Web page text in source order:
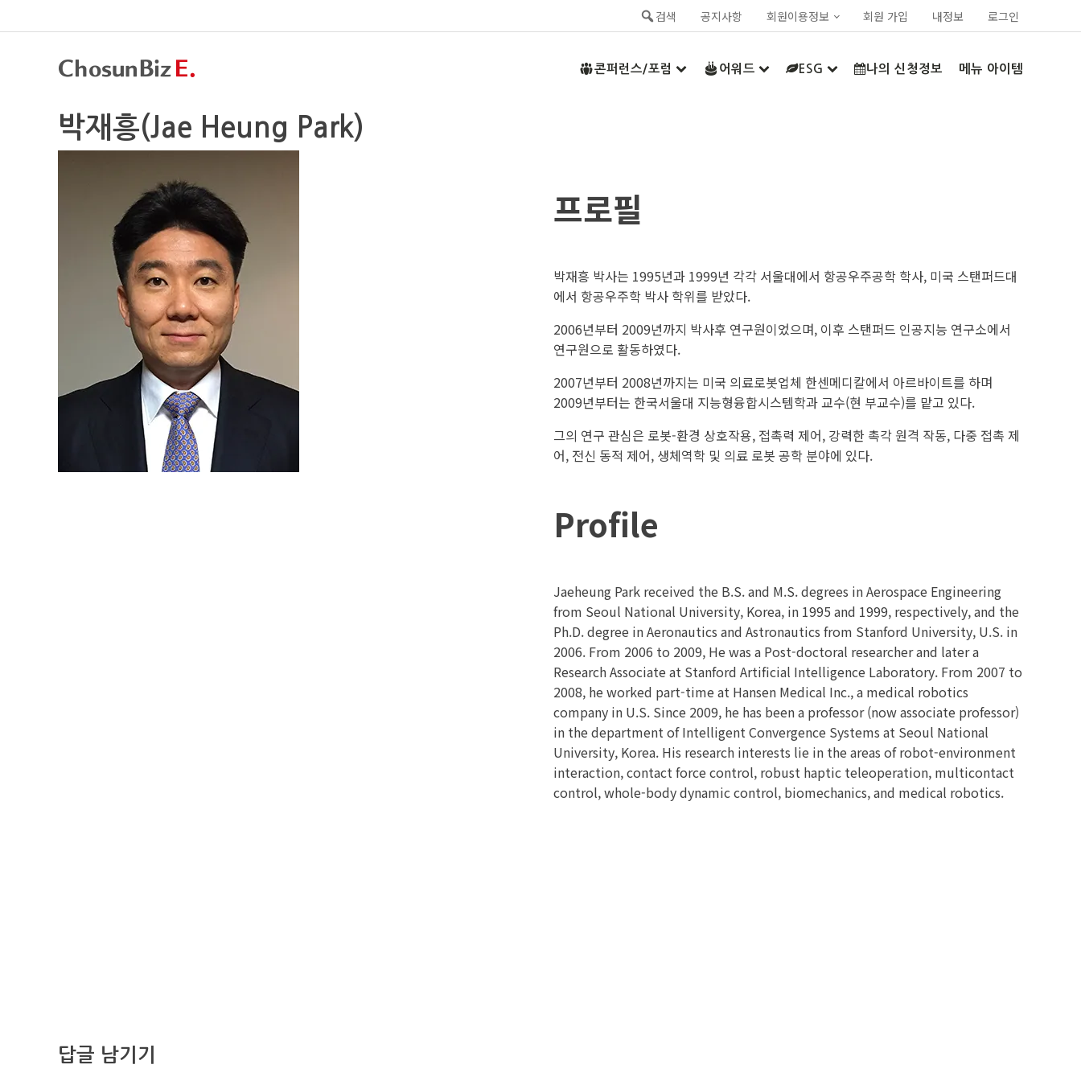
검색 공지사항 회원이용정보 회원 가입 내정보 로그인
콘퍼런스/포럼 어워드 ESG 나의 신청정보 메뉴 아이템
박재흥(Jae Heung Park)
프로필
박재흥 박사는 1995년과 1999년 각각 서울대에서 항공우주공학 학사, 미국 스탠퍼드대
에서 항공우주학 박사 학위를 받았다.
2006년부터 2009년까지 박사후 연구원이었으며, 이후 스탠퍼드 인공지능 연구소에서
연구원으로 활동하였다.
2007년부터 2008년까지는 미국 의료로봇업체 한센메디칼에서 아르바이트를 하며
2009년부터는 한국서울대 지능형융합시스템학과 교수(현 부교수)를 맡고 있다.
그의 연구 관심은 로봇-환경 상호작용, 접촉력 제어, 강력한 촉각 원격 작동, 다중 접촉 제
어, 전신 동적 제어, 생체역학 및 의료 로봇 공학 분야에 있다.
Profile
Jaeheung Park received the B.S. and M.S. degrees in Aerospace Engineering
from Seoul National University, Korea, in 1995 and 1999, respectively, and the
Ph.D. degree in Aeronautics and Astronautics from Stanford University, U.S. in
2006. From 2006 to 2009, He was a Post-doctoral researcher and later a
Research Associate at Stanford Artificial Intelligence Laboratory. From 2007 to
2008, he worked part-time at Hansen Medical Inc., a medical robotics
company in U.S. Since 2009, he has been a professor (now associate professor)
in the department of Intelligent Convergence Systems at Seoul National
University, Korea. His research interests lie in the areas of robot-environment
interaction, contact force control, robust haptic teleoperation, multicontact
control, whole-body dynamic control, biomechanics, and medical robotics.
답글 남기기